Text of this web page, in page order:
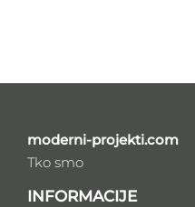
moderni-projekti.com
Tko smo
INFORMACIJE